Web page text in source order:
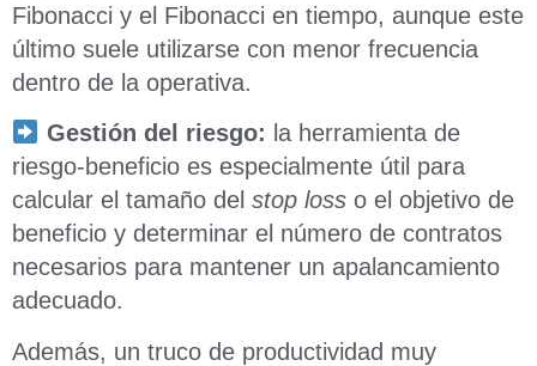
Fibonacci y el Fibonacci en tiempo, aunque este
último suele utilizarse con menor frecuencia
dentro de la operativa.
Gestión del riesgo: la herramienta de
riesgo-beneficio es especialmente útil para
calcular el tamaño del stop loss o el objetivo de
beneficio y determinar el número de contratos
necesarios para mantener un apalancamiento
adecuado.
Además, un truco de productividad muy